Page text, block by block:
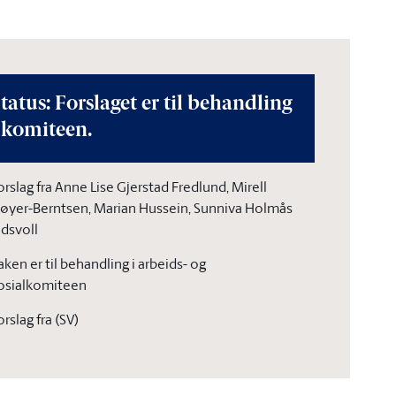
Forslaget er til behandling
fra Anne Lise Gjerstad Fredlund, Mirell
Berntsen, Marian Hussein, Sunniva Holmås
er til behandling i arbeids- og
fra (SV)